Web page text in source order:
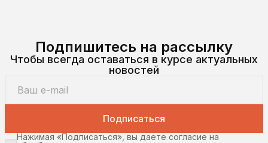
Подпишитесь на рассылку
Чтобы всегда оставаться в курсе актуальных
новостей
Подписаться
Нажимая «Подписаться», вы даете согласие на